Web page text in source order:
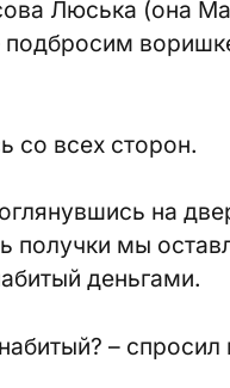
Люська (она
подбросим
со всех сторон.
на
получки мы
деньгами.
–